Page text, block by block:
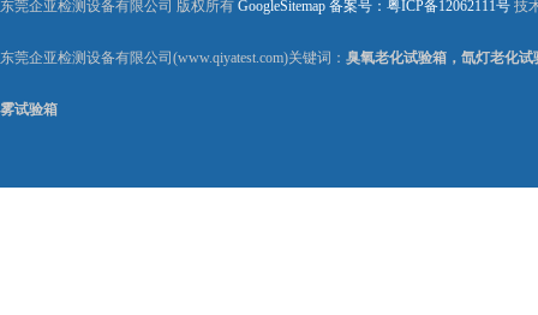
东莞企亚检测设备有限公司 版权所有 GoogleSitemap 备案号：粤ICP备12062111号 技
东莞企亚检测设备有限公司(www.qiyatest.com)关键词： 臭氧老化试验箱，氙灯老化
雾试验箱